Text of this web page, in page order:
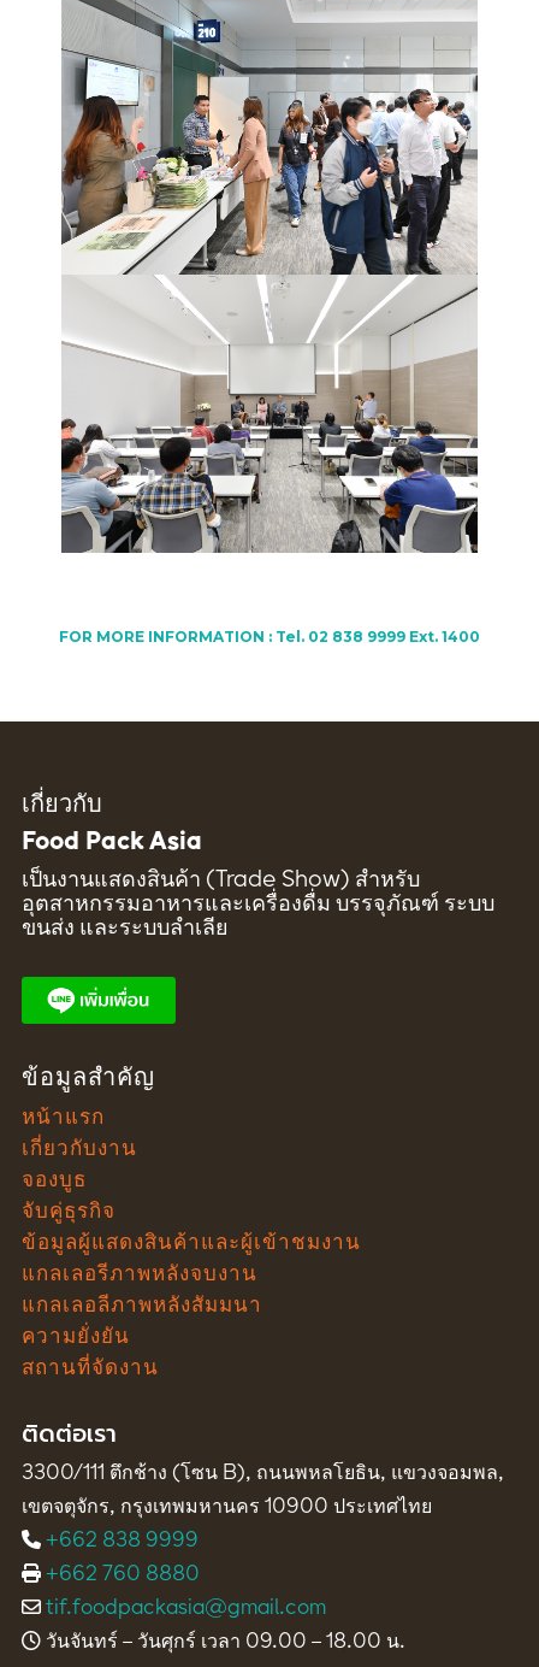
FOR MORE INFORMATION : Tel. 02 838 9999 Ext. 1400
เกี่ยวกับ
Food Pack Asia
เป็นงานแสดงสินค้า (Trade Show) สำหรับ
อุตสาหกรรมอาหารและเครื่องดื่ม บรรจุภัณฑ์ ระบบ
ขนส่ง และระบบลำเลีย
ข้อมูลสำคัญ
หน้าแรก
เกี่ยวกับงาน
จองบูธ
จับคู่ธุรกิจ
ข้อมูลผู้แสดงสินค้าและผู้เข้าชมงาน
แกลเลอรีภาพหลังจบงาน
แกลเลอลีภาพหลังสัมมนา
ความยั่งยัน
สถานที่จัดงาน
ติดต่อเรา
3300/111 ตึกช้าง (โซน B), ถนนพหลโยธิน, แขวงจอมพล,
เขตจตุจักร, กรุงเทพมหานคร 10900 ประเทศไทย
+662 838 9999
+662 760 8880
tif.foodpackasia@gmail.com
วันจันทร์ – วันศุกร์ เวลา 09.00 – 18.00 น.